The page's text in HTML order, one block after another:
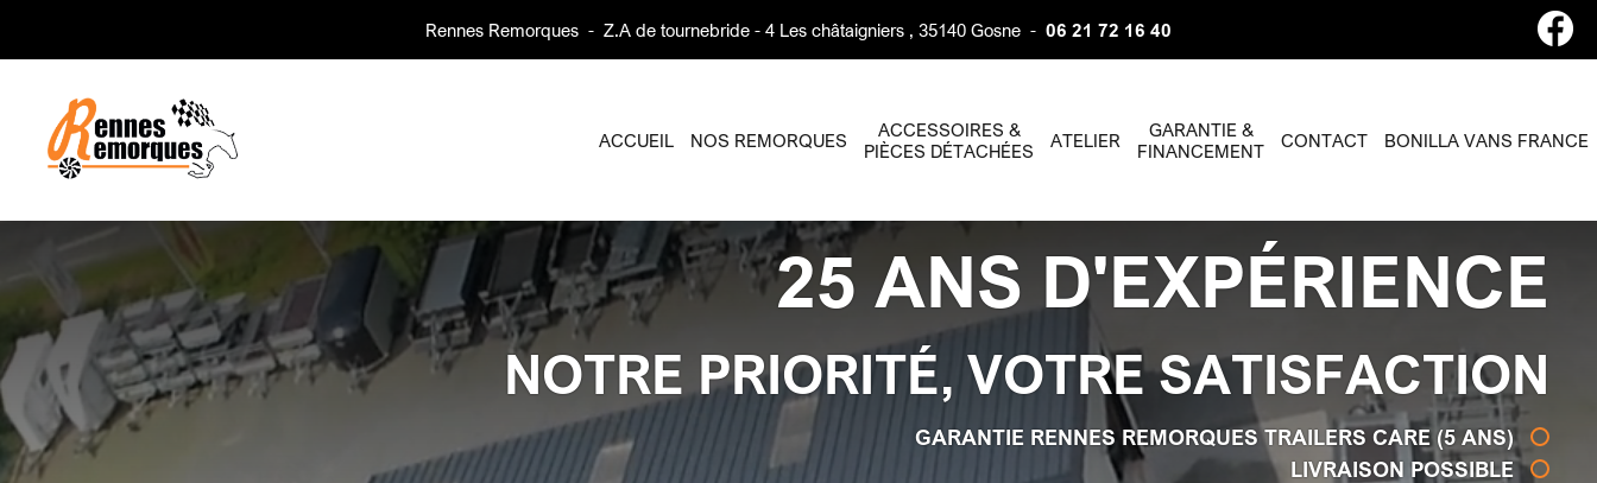
Rennes Remorques - Z.A de tournebride - 4 Les châtaigniers , 35140 Gosne - 06 21 72 16 40
ACCUEIL NOS REMORQUES
ACCESSOIRES &
PIÈCES DÉTACHÉES
ATELIER
GARANTIE &
FINANCEMENT
CONTACT BONILLA VANS FRANCE
25 ANS D'EXPÉRIENCE
NOTRE PRIORITÉ, VOTRE SATISFACTION
GARANTIE RENNES REMORQUES TRAILERS CARE (5 ANS)
LIVRAISON POSSIBLE